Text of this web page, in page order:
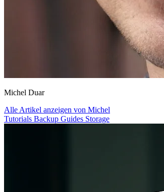
Michel Duar
Alle Artikel anzeigen von Michel
Tutorials Backup Guides Storage